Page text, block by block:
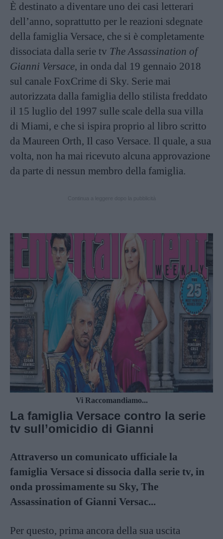
È destinato a diventare uno dei casi letterari
dell’anno, soprattutto per le reazioni sdegnate
della famiglia Versace, che si è completamente
dissociata dalla serie tv The Assassination of
Gianni Versace, in onda dal 19 gennaio 2018
sul canale FoxCrime di Sky. Serie mai
autorizzata dalla famiglia dello stilista freddato
il 15 luglio del 1997 sulle scale della sua villa
di Miami, e che si ispira proprio al libro scritto
da Maureen Orth, Il caso Versace. Il quale, a sua
volta, non ha mai ricevuto alcuna approvazione
da parte di nessun membro della famiglia.
Vi Raccomandiamo...
La famiglia Versace contro la serie
tv sull’omicidio di Gianni
Attraverso un comunicato ufficiale la
famiglia Versace si dissocia dalla serie tv, in
onda prossimamente su Sky, The
Assassination of Gianni Versac...
Per questo, prima ancora della sua uscita